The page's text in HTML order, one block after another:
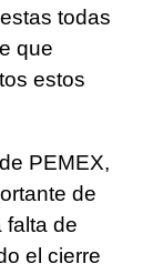
todas
que
estos
PEMEX,
de
falta de
el cierre